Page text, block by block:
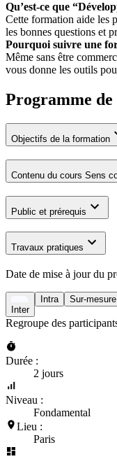
Qu’est-ce que
Cette formation aide les
les bonnes questions et
Pourquoi suivre une
Même sans être
vous donne les outils
Programme
Objectifs de la formation
Contenu du cours Sens
Public et prérequis
Travaux pratiques
Date de mise à jour du
Inter
Intra Sur-mesure
Regroupe des
Durée :
2 jours
Niveau :
Fondamental
Lieu :
Paris